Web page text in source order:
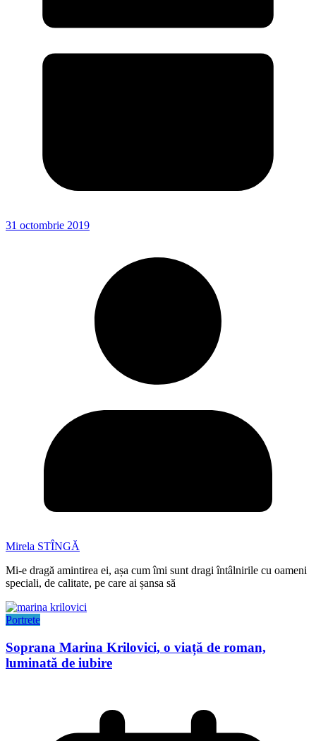
31 octombrie 2019
Mirela STÎNGĂ
Mi-e dragă amintirea ei, așa cum îmi sunt dragi întâlnirile cu oameni
speciali, de calitate, pe care ai șansa să
Portrete
Soprana Marina Krilovici, o viață de roman,
luminată de iubire